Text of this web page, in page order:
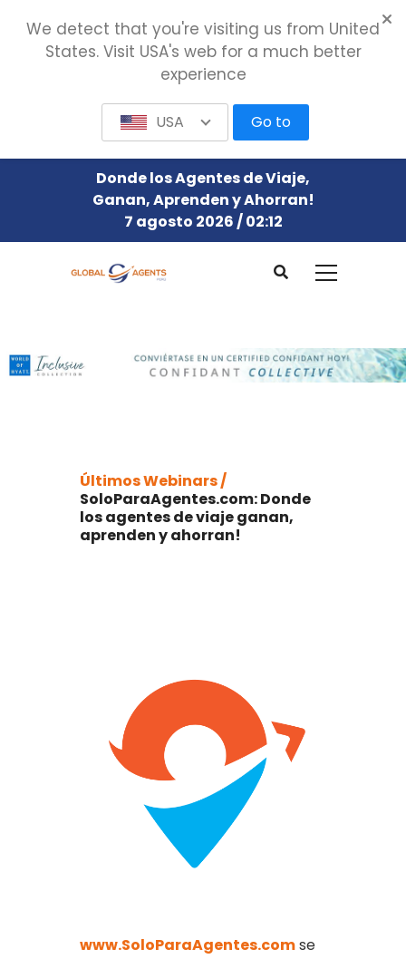
Donde los Agentes de Viaje,
Ganan, Aprenden y Ahorran!
7 agosto 2026 / 02:12
Últimos Webinars /
SoloParaAgentes.com: Donde
los agentes de viaje ganan,
aprenden y ahorran!
www.SoloParaAgentes.comse
We detect that you're visiting us from United
States. Visit USA's web for a much better
experience
USA Go to